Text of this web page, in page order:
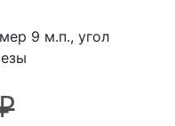
9 м.п., угол